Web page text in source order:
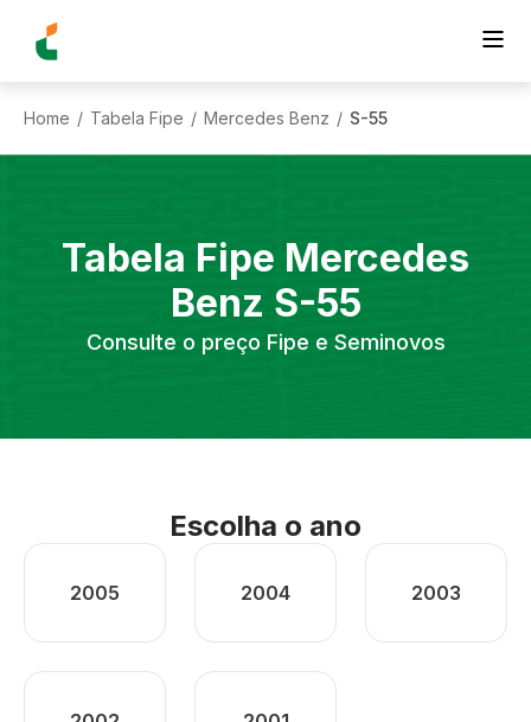
Home / Tabela Fipe / Mercedes Benz / S-55
Tabela Fipe Mercedes
Benz S-55
Consulte o preço Fipe e Seminovos
Escolha o ano
2005 2004 2003